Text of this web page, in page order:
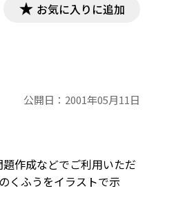
お気に入りに追加
公開日： 2001年05月11日
作成などでご利用いただ
くふうをイラストで示